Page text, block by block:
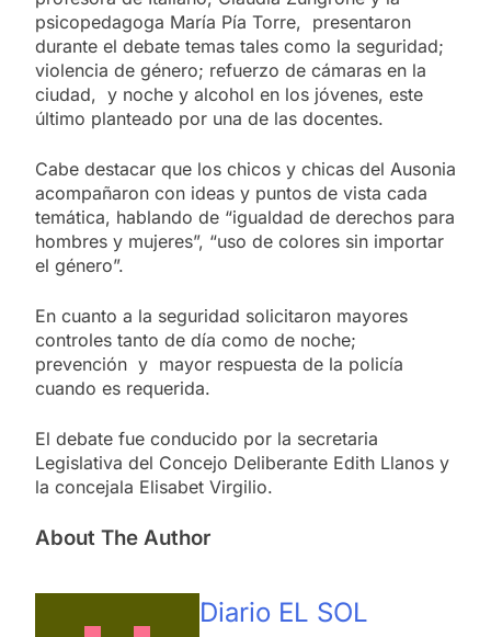
psicopedagoga María Pía Torre, presentaron
durante el debate temas tales como la seguridad;
violencia de género; refuerzo de cámaras en la
ciudad, y noche y alcohol en los jóvenes, este
último planteado por una de las docentes.
Cabe destacar que los chicos y chicas del Ausonia
acompañaron con ideas y puntos de vista cada
temática, hablando de “igualdad de derechos para
hombres y mujeres”, “uso de colores sin importar
el género”.
En cuanto a la seguridad solicitaron mayores
controles tanto de día como de noche;
prevención y mayor respuesta de la policía
cuando es requerida.
El debate fue conducido por la secretaria
Legislativa del Concejo Deliberante Edith Llanos y
la concejala Elisabet Virgilio.
About The Author
Diario EL SOL